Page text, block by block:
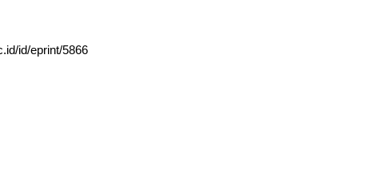
id/eprint/5866